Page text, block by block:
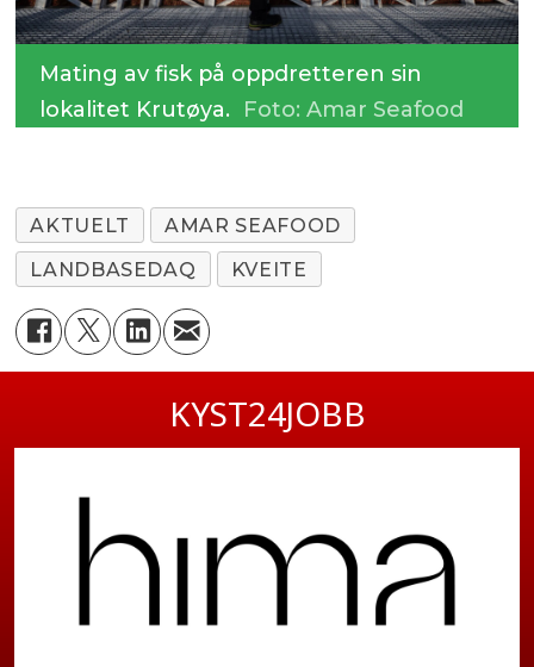
Mating av fisk på oppdretteren sin
lokalitet Krutøya. Foto: Amar Seafood
AKTUELT
AMAR SEAFOOD
LANDBASEDAQ
KVEITE
KYST24JOBB